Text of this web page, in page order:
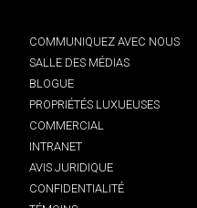
COMMUNIQUEZ AVEC NOUS
SALLE DES MÉDIAS
BLOGUE
PROPRIÉTÉS LUXUEUSES
COMMERCIAL
INTRANET
AVIS JURIDIQUE
CONFIDENTIALITÉ